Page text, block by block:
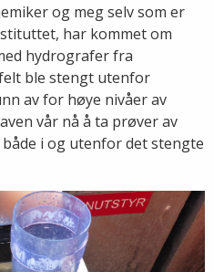
og meg selv som er
har kommet om
hydrografer fra
ble stengt utenfor
av for høye nivåer av
vår nå å ta prøver av
i og utenfor det stengte